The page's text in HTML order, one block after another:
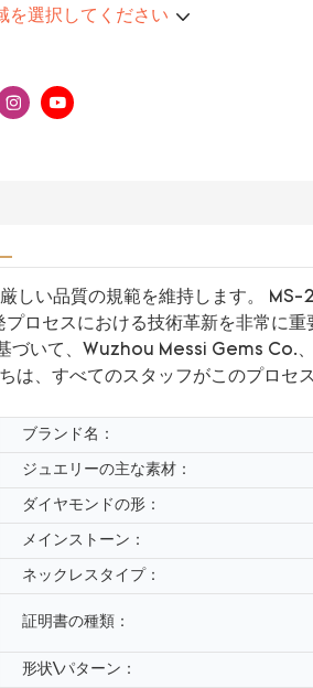
を選択してください
い品質の規範を維持します。 MS-
ロセスにおける技術革新を非常に
づいて、Wuzhou Messi Gems Co.
、すべてのスタッフがこのプロセ
ブランド名：
ジュエリーの主な素材：
ダイヤモンドの形：
メインストーン：
ネックレスタイプ：
証明書の種類：
形状\パターン：